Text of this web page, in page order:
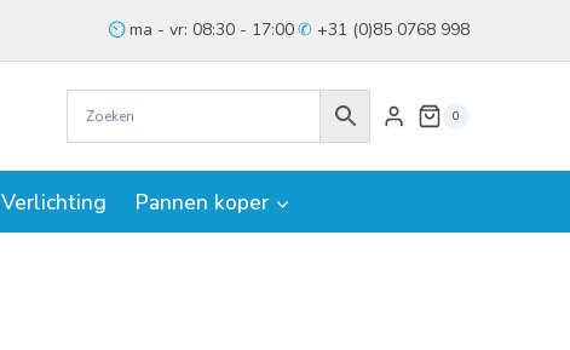
ma - vr: 08:30 - 17:00 +31 (0)85 0768 998
0
Verlichting Pannen koper